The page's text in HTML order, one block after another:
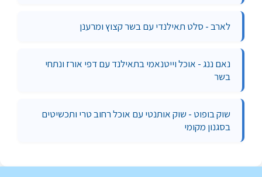
לארב - סלט תאילנדי עם בשר קצוץ ומרענן
נאם ננג - אוכל וייטנאמי בתאילנד עם דפי אורז ונתחי
בשר
שוק בופוט - שוק אותנטי עם אוכל רחוב טרי ותכשיטים
בסגנון מקומי